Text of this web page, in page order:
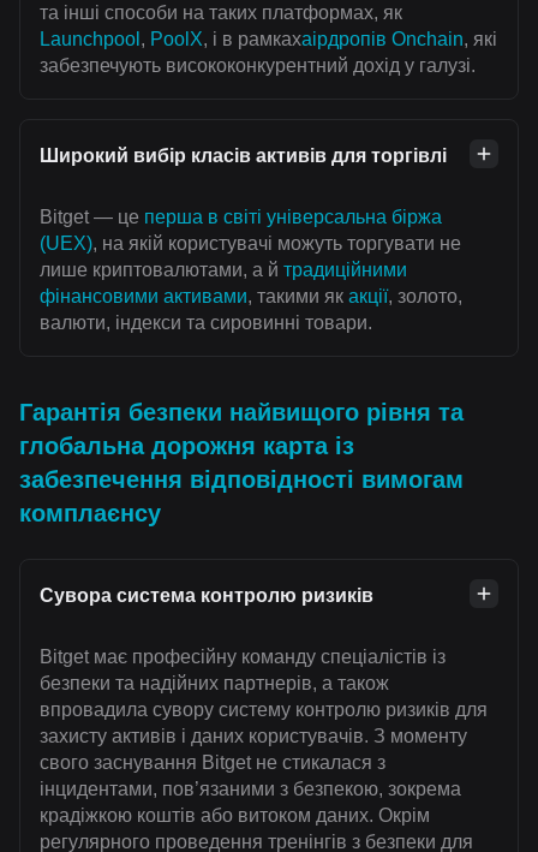
та інші способи на таких платформах, як
Launchpool , PoolX, і в рамкахаірдропів Onchain, які
забезпечують висококонкурентний дохід у галузі.
Широкий вибір класів активів для торгівлі
Bitget — це перша в світі універсальна біржа
(UEX), на якій користувачі можуть торгувати не
лише криптовалютами, а й традиційними
фінансовими активами, такими як акції, золото,
валюти, індекси та сировинні товари.
Гарантія безпеки найвищого рівня та
глобальна дорожня карта із
забезпечення відповідності вимогам
комплаєнсу
Сувора система контролю ризиків
Bitget має професійну команду спеціалістів із
безпеки та надійних партнерів, а також
впровадила сувору систему контролю ризиків для
захисту активів і даних користувачів. З моменту
свого заснування Bitget не стикалася з
інцидентами, пов’язаними з безпекою, зокрема
крадіжкою коштів або витоком даних. Окрім
регулярного проведення тренінгів з безпеки для